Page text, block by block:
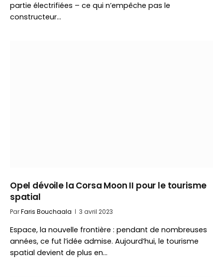
partie électrifiées – ce qui n’empêche pas le
constructeur…
Opel dévoile la Corsa Moon II pour le tourisme
spatial
ParFaris Bouchaala 3 avril 2023
Espace, la nouvelle frontière : pendant de nombreuses
années, ce fut l’idée admise. Aujourd’hui, le tourisme
spatial devient de plus en…